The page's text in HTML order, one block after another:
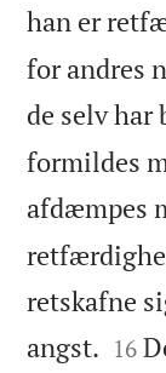
han er
for andres
de selv
formildes
afdæmpes
retskafne
angst. 

16